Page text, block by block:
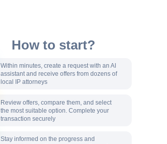
How to start?
Within minutes, create a request with an AI
assistant and receive offers from dozens of
local IP attorneys
Review offers, compare them, and select
the most suitable option. Complete your
transaction securely
Stay informed on the progress and